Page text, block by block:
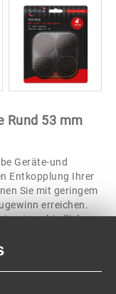
Rund 53 mm
Geräte-und
Entkopplung Ihrer
Sie mit geringem
erreichen.
unterschiedlichen
4er-Set.